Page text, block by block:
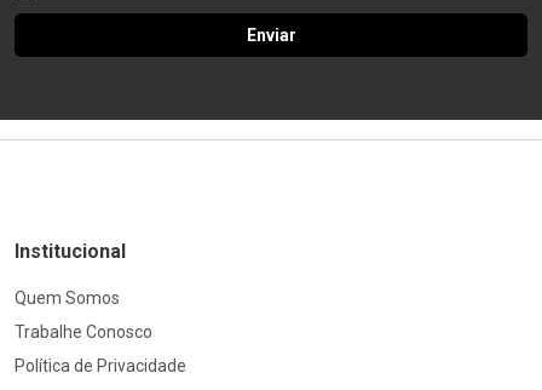
Enviar
Institucional
Quem Somos
Trabalhe Conosco
Política de Privacidade